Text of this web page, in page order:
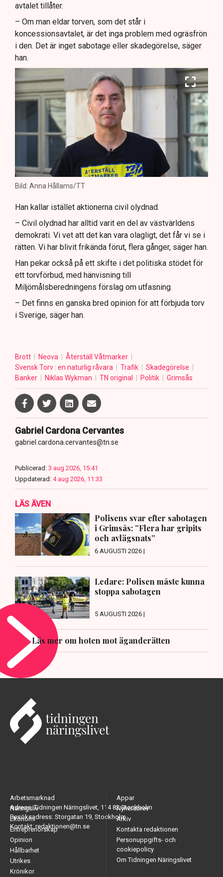
avtalet tillåter.
– Om man eldar torven, som det står i
koncessionsavtalet, är det inga problem med ogräsfrön
i den. Det är inget sabotage eller skadegörelse, säger
han.
Bild: Anna Hållams/TT
Han kallar istället aktionerna civil olydnad.
– Civil olydnad har alltid varit en del av västvärldens
demokrati. Vi vet att det kan vara olagligt, det får vi se i
rätten. Vi har blivit frikända förut, flera gånger, säger han.
Han pekar också på ett skifte i det politiska stödet för
ett torvförbud, med hänvisning till
Miljömålsberedningens förslag om utfasning.
– Det finns en ganska bred opinion för att förbjuda torv
i Sverige, säger han.
Brott Neova
Återställ Våtmarker
Svensk Torv : en naturlig råvara
Trafik
Skadegörelse
Banker
Niklas Wykman TN original Politik Grimsås
Gabriel Cardona Cervantes
gabriel.cardona.cervantes@tn.se
Publicerad: 3 aug 2026, 15:41
Uppdaterad: 4 aug 2026, 11:33
LÄS ÄVEN
Polisens svar efter sabotagen
i Grimsås: ”Flera har gripits
och avlägsnats”
6 AUGUSTI 2026 |
Ledare: Polisen måste kunna
stoppa sabotagen
5 AUGUSTI 2026 |
Läs mer om hoten mot äganderätten
Adress: Tidningen Näringslivet, 114 82 Stockholm
Besöksadress: Storgatan 19, Stockholm
Kontakt: redaktionen@tn.se
Arbetsmarknad
Näringsliv
Ekonomi
Entreprenörskap
Opinion
Hållbarhet
Utrikes
Krönikor
Appar
Nyhetsbrev
Arkiv
Kontakta redaktionen
Personuppgifts- och
cookiepolicy
Om Tidningen Näringslivet